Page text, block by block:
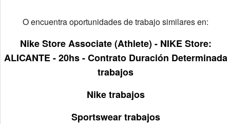
O encuentra oportunidades de trabajo similares en:
Nike Store Associate (Athlete) - NIKE Store:
ALICANTE - 20hs - Contrato Duración Determinada
trabajos
Nike trabajos
Sportswear trabajos